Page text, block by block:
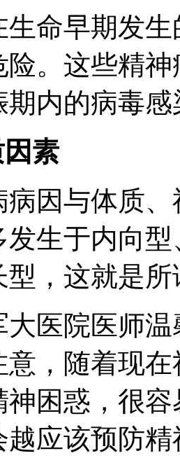
早期发生
险。这些精
期内的病毒
素
与体质、
发生于内向
型，这就是
院医师温
意，随着现
神困惑，很
越应该预防